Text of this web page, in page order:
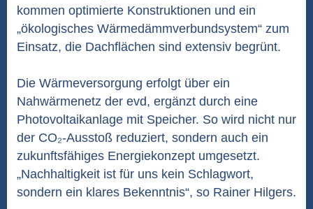
kommen optimierte Konstruktionen und ein
„ökologisches Wärmedämmverbundsystem“ zum
Einsatz, die Dachflächen sind extensiv begrünt.
Die Wärmeversorgung erfolgt über ein
Nahwärmenetz der evd, ergänzt durch eine
Photovoltaikanlage mit Speicher. So wird nicht nur
der CO₂-Ausstoß reduziert, sondern auch ein
zukunftsfähiges Energiekonzept umgesetzt.
„Nachhaltigkeit ist für uns kein Schlagwort,
sondern ein klares Bekenntnis“, so Rainer Hilgers.